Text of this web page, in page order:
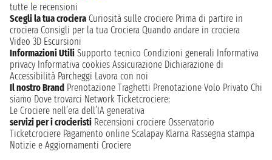
tutte le recensioni
Scegli la tua crociera Curiosità sulle crociere Prima di partire in
crociera Consigli per la tua Crociera Quando andare in crociera
Video 3D Escursioni
Informazioni Utili Supporto tecnico Condizioni generali Informativa
privacy Informativa cookies Assicurazione Dichiarazione di
Accessibilità Parcheggi Lavora con noi
Il nostro Brand Prenotazione Traghetti Prenotazione Volo Privato Chi
siamo Dove trovarci Network Ticketcrociere:
Le Crociere nell’era dell’IA generativa
servizi per i crocieristi Recensioni crociere Osservatorio
Ticketcrociere Pagamento online Scalapay Klarna Rassegna stampa
Notizie e Aggiornamenti Crociere